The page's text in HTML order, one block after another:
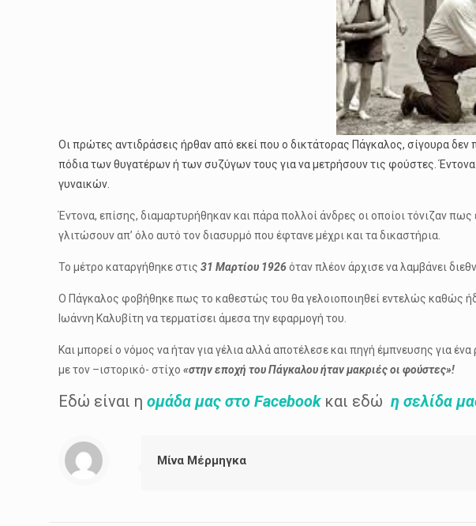
Οι πρώτες αντιδράσεις ήρθαν από εκεί που ο δικτάτορας Πάγκαλος, σίγουρα δεν
πόδια των θυγατέρων ή των συζύγων τους για να μετρήσουν τις φούστες.
γυναικών.
Έντονα, επίσης, διαμαρτυρήθηκαν και πάρα πολλοί άνδρες οι οποίοι τόνιζαν
γλιτώσουν απ’ όλο αυτό τον διασυρμό που έφτανε μέχρι και τα δικαστήρια.
Το μέτρο καταργήθηκε στις31 Μαρτίου 1926όταν πλέον άρχισε να λαμβάνει
Ο Πάγκαλος φοβήθηκε πως το καθεστώς του θα γελοιοποιηθεί εντελώς καθώς
Ιωάννη Καλυβίτη να τερματίσει άμεσα την εφαρμογή του.
Και μπορεί ο νόμος να ήταν για γέλια αλλά αποτέλεσε και πηγή έμπνευσης για
με τον –ιστορικό- στίχο «στην εποχή του Πάγκαλου ήταν μακριές οι φούστες»!
Εδώ είναι ηομάδα μας στο Facebook και εδώ η σελίδα
Μίνα Μέρμηγκα